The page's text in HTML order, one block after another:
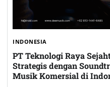
INDONESIA
PT Teknologi Raya
Strategis dengan
Musik Komersial di